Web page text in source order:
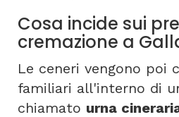
Cosa incide sui
cremazione a
Le ceneri vengono poi
familiari all'interno di
chiamato urna